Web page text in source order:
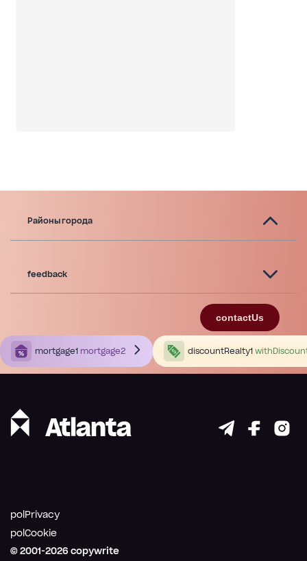
Районы города
feedback
contactUs
mortgage1 mortgage2 discountRealty1
© 2001-2026 copywrite
polPrivacy
polCookie